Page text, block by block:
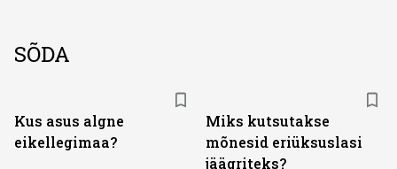
SÕDA
Kus asus algne
eikellegimaa?
Miks kutsutakse
mõnesid eriüksuslasi
jäägriteks?